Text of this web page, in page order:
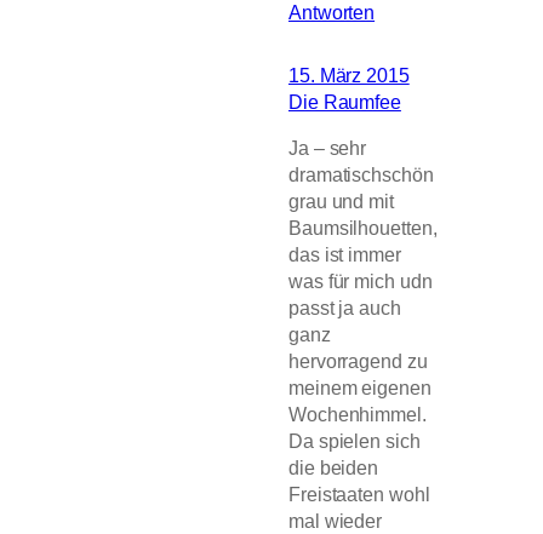
Antworten
15. März 2015
Die Raumfee
Ja – sehr
dramatischschön
grau und mit
Baumsilhouetten,
das ist immer
was für mich udn
passt ja auch
ganz
hervorragend zu
meinem eigenen
Wochenhimmel.
Da spielen sich
die beiden
Freistaaten wohl
mal wieder